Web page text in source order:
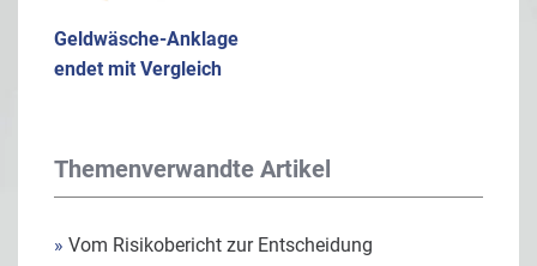
Geldwäsche-Anklage
endet mit Vergleich
Themenverwandte Artikel
» Vom Risikobericht zur Entscheidung